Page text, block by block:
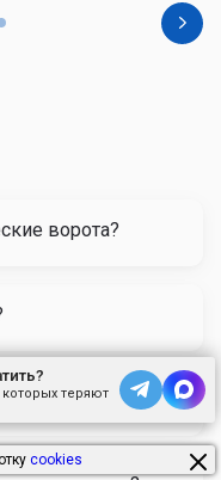
ворота?
экономить?
теряют
cookies